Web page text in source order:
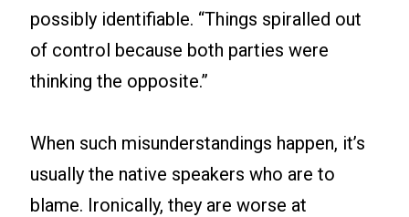
possibly identifiable. “Things spiralled out
of control because both parties were
thinking the opposite.”
When such misunderstandings happen, it’s
usually the native speakers who are to
blame. Ironically, they are worse at